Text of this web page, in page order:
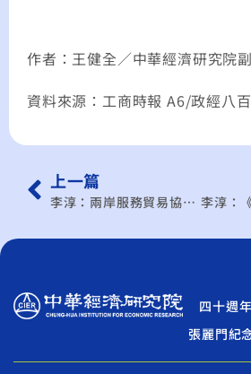
作者：王健全／中華經濟研究院
資料來源：工商時報 A6/政經八
上一篇
李淳：兩岸服務貿易協議 台商搶先機
四十週
張麗門紀